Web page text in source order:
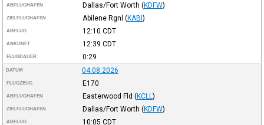
ABFLUGHAFEN Dallas/Fort Worth (KDFW)
ZIELFLUGHAFEN Abilene Rgnl (KABI)
ABFLUG 12:10 CDT
ANKUNFT 12:39 CDT
FLUGDAUER 0:29
DATUM 04.08.2026
FLUGZEUG E170
ABFLUGHAFEN Easterwood Fld (KCLL )
ZIELFLUGHAFEN Dallas/Fort Worth (KDFW)
ABFLUG 10:05 CDT